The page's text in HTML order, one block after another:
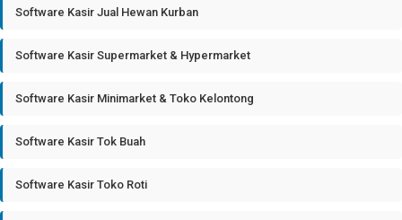
Software Kasir Jual Hewan Kurban
Software Kasir Supermarket & Hypermarket
Software Kasir Minimarket & Toko Kelontong
Software Kasir Tok Buah
Software Kasir Toko Roti